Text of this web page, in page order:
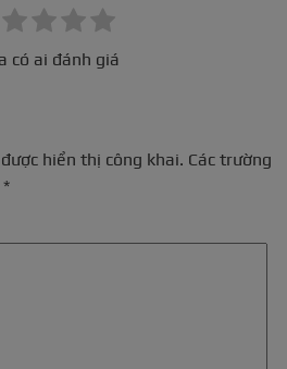
có ai đánh giá
hiển thị công khai. Các trường
*